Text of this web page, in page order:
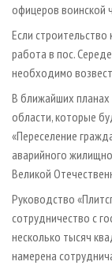
офицеров воинской
Если строительство
работа в пос.
необходимо
В ближайших планах
области, которые
«Переселение
аварийного
Великой
Руководство
сотрудничество с
несколько тысяч
намерена